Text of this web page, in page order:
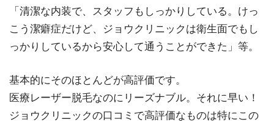
「清潔な内装で、スタッフもしっかりしている。けっ
こう潔癖症だけど、ジョウクリニックは衛生面でもし
っかりしているから安心して通うことができた」等。
基本的にそのほとんどが高評価です。
医療レーザー脱毛なのにリーズナブル。それに早い！
ジョウクリニックの口コミで高評価なものは特にこの